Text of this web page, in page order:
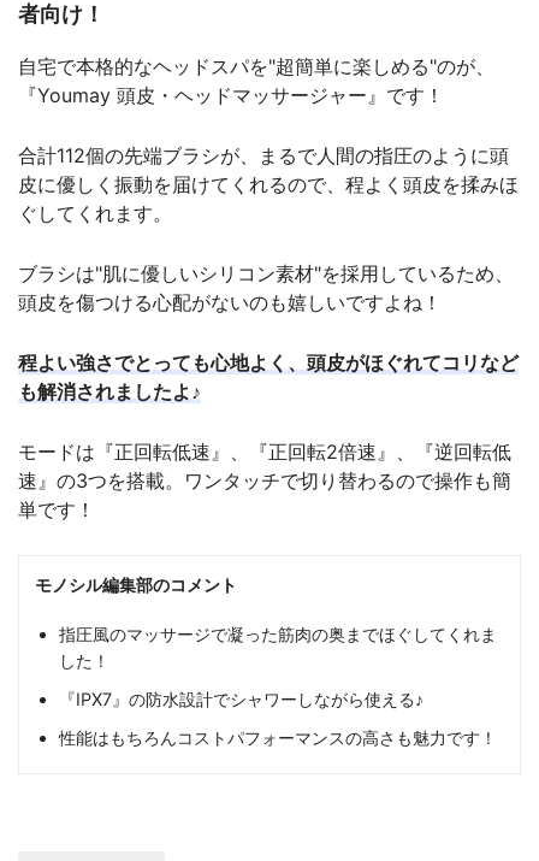
者向け！
自宅で本格的なヘッドスパを"超簡単に楽しめる"のが、
『Youmay 頭皮・ヘッドマッサージャー』です！
合計112個の先端ブラシが、まるで人間の指圧のように頭
皮に優しく振動を届けてくれるので、程よく頭皮を揉みほ
ぐしてくれます。
ブラシは"肌に優しいシリコン素材"を採用しているため、
頭皮を傷つける心配がないのも嬉しいですよね！
程よい強さでとっても心地よく、頭皮がほぐれてコリなど
も解消されましたよ♪
モードは『正回転低速』、『正回転2倍速』、『逆回転低
速』の3つを搭載。ワンタッチで切り替わるので操作も簡
単です！
モノシル編集部のコメント
指圧風のマッサージで凝った筋肉の奥までほぐしてくれま
した！
『IPX7』の防水設計でシャワーしながら使える♪
性能はもちろんコストパフォーマンスの高さも魅力です！